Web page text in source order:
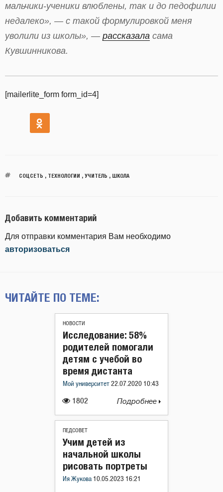
мальчики-ученики влюблены, так и до педофилии
недалеко», — с такой формулировкой меня
уволили из школы», — рассказала сама
Кувшинникова.
[mailerlite_form form_id=4]
СОЦСЕТЬ , ТЕХНОЛОГИИ , УЧИТЕЛЬ , ШКОЛА
Добавить комментарий
Для отправки комментария Вам необходимо
авторизоваться
ЧИТАЙТЕ ПО ТЕМЕ:
НОВОСТИ
1802
Исследование: 58%
родителей помогали
детям с учебой во
время дистанта
Мой университет 22.07.2020 10:43
Подробнее
ПЕДСОВЕТ
Учим детей из
начальной школы
рисовать портреты
Ия Жукова 10.05.2023 16:21